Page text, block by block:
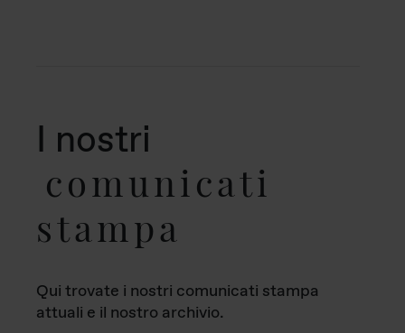
I nostri
comunicati
stampa
Qui trovate i nostri comunicati stampa
attuali e il nostro archivio.